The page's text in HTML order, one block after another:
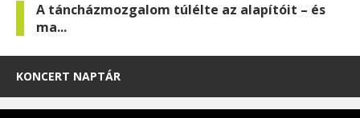
A táncházmozgalom túlélte az alapítóit – és
ma...
KONCERT NAPTÁR